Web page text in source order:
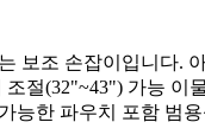
보조 손잡이입니다.
절(32"~43") 가능
능한 파우치 포함 범